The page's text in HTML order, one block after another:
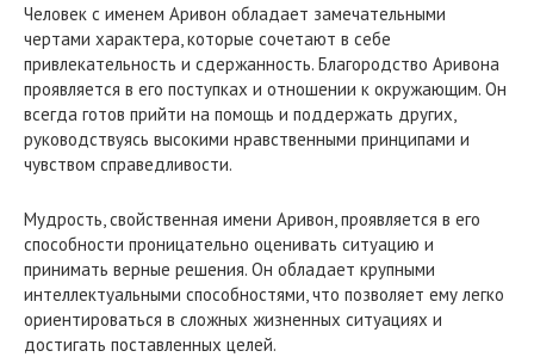
Человек с именем Аривон обладает замечательными
чертами характера, которые сочетают в себе
привлекательность и сдержанность. Благородство Аривона
проявляется в его поступках и отношении к окружающим. Он
всегда готов прийти на помощь и поддержать других,
руководствуясь высокими нравственными принципами и
чувством справедливости.
Мудрость, свойственная имени Аривон, проявляется в его
способности проницательно оценивать ситуацию и
принимать верные решения. Он обладает крупными
интеллектуальными способностями, что позволяет ему легко
ориентироваться в сложных жизненных ситуациях и
достигать поставленных целей.